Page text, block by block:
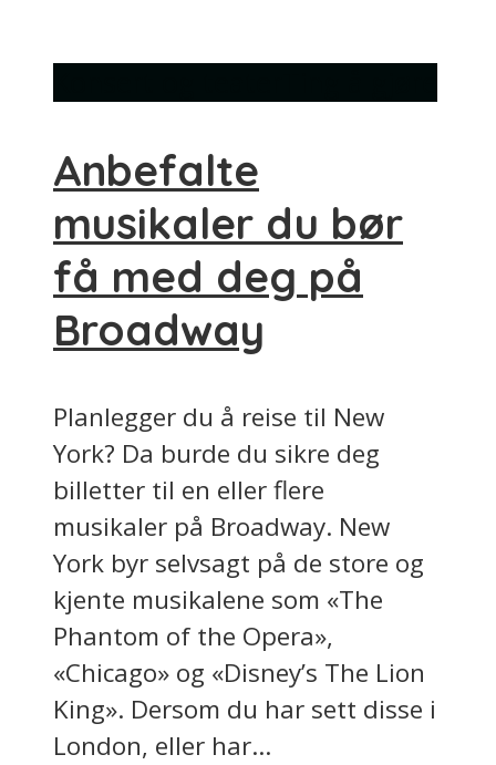
Anbefalte
musikaler du bør
få med deg på
Broadway
Planlegger du å reise til New
York? Da burde du sikre deg
billetter til en eller flere
musikaler på Broadway. New
York byr selvsagt på de store og
kjente musikalene som «The
Phantom of the Opera»,
«Chicago» og «Disney’s The Lion
King». Dersom du har sett disse i
London, eller har...